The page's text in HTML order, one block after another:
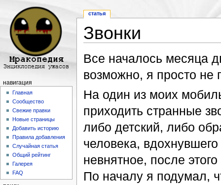
Звонки
Все началось месяца
возможно, я просто не
На один из моих
приходить странные
либо детский, либо
человека,
невнятное, после
По началу я подумал,
статья
навигация
Главная
Сообщество
Свежие правки
Новые страницы
Добавить историю
Правила добавления
Случайная статья
Общий рейтинг
Галерея
FAQ